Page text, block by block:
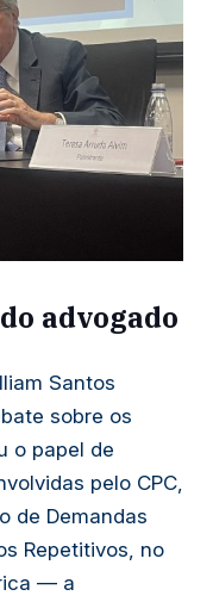
advogado
Santos
sobre os
o papel de
pelo CPC,
de Demandas
Repetitivos, no
— a